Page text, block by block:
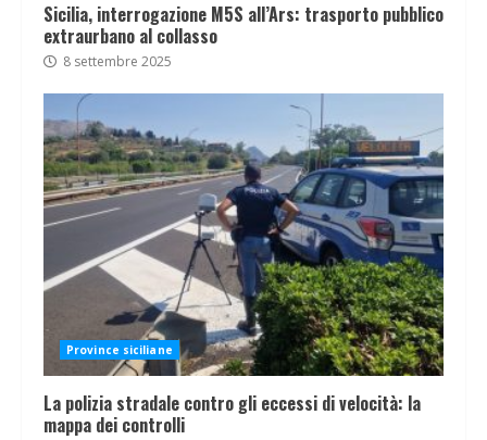
Sicilia, interrogazione M5S all’Ars: trasporto pubblico
extraurbano al collasso
8 settembre 2025
Province siciliane
La polizia stradale contro gli eccessi di velocità: la
mappa dei controlli